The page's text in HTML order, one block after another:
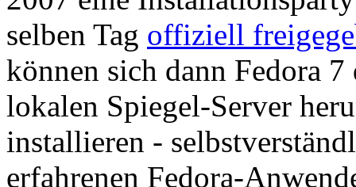
selben Tag offiziell
können sich dann Fedora
lokalen Spiegel-Server
installieren -
erfahrenen Fedora-